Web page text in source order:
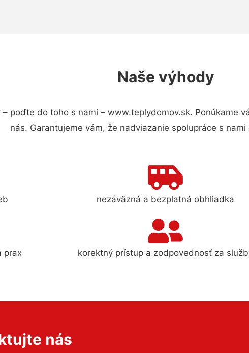
Naše výhody
– poďte do toho s nami – www.teplydomov.sk. Ponúkame
nás. Garantujeme vám, že nadviazanie spolupráce s
nezáväzná a bezplatná obhliadka
prax korektný prístup a zodpovednosť za
nás